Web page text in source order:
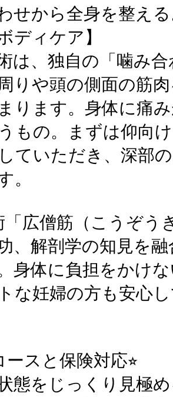
せから全身を整え
ディケア】
は、独自の「噛み
りや頭の側面の筋
ります。身体に痛
もの。まずは仰向
ていただき、深部
。
「広僧筋（こうぞう
、解剖学の知見を
身体に負担をかけ
な妊婦の方も安心
ースと保険対応⭐︎
態をじっくり見極